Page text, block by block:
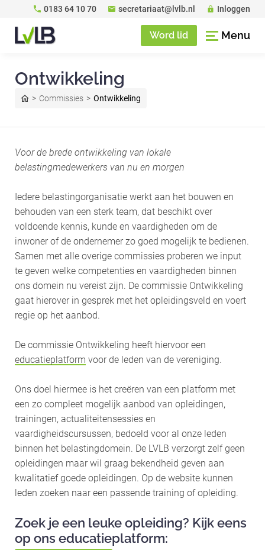
0183 64 10 70 secretariaat@lvlb.nl Inloggen
Word lid Menu
Ontwikkeling
Commissies Ontwikkeling
Voor de brede ontwikkeling van lokale
belastingmedewerkers van nu en morgen
Iedere belastingorganisatie werkt aan het bouwen en
behouden van een sterk team, dat beschikt over
voldoende kennis, kunde en vaardigheden om de
inwoner of de ondernemer zo goed mogelijk te bedienen.
Samen met alle overige commissies proberen we input
te geven welke competenties en vaardigheden binnen
ons domein nu vereist zijn. De commissie Ontwikkeling
gaat hierover in gesprek met het opleidingsveld en voert
regie op het aanbod.
De commissie Ontwikkeling heeft hiervoor een
educatieplatform voor de leden van de vereniging.
Ons doel hiermee is het creëren van een platform met
een zo compleet mogelijk aanbod van opleidingen,
trainingen, actualiteitensessies en
vaardigheidscursussen, bedoeld voor al onze leden
binnen het belastingdomein. De LVLB verzorgt zelf geen
opleidingen maar wil graag bekendheid geven aan
kwalitatief goede opleidingen. Op de website kunnen
leden zoeken naar een passende training of opleiding.
Zoek je een leuke opleiding? Kijk eens
op ons educatieplatform: